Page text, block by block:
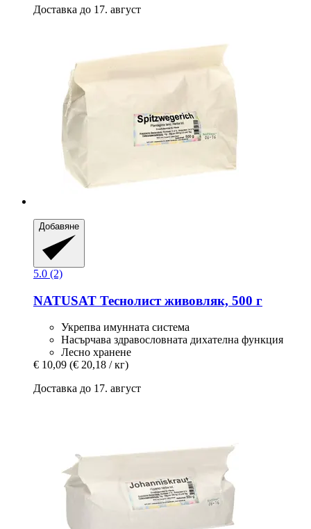
Доставка до 17. август
Добавяне
5.0 (2)
NATUSAT Теснолист живовляк, 500 г
Укрепва имунната система
Насърчава здравословната дихателна функция
Лесно хранене
€ 10,09 (€ 20,18 / кг)
Доставка до 17. август